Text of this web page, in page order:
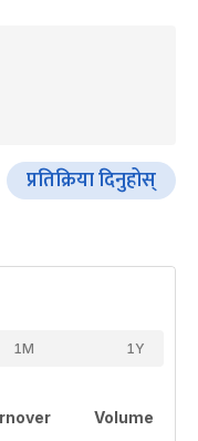
प्रतिक्रिया दिनुहोस्